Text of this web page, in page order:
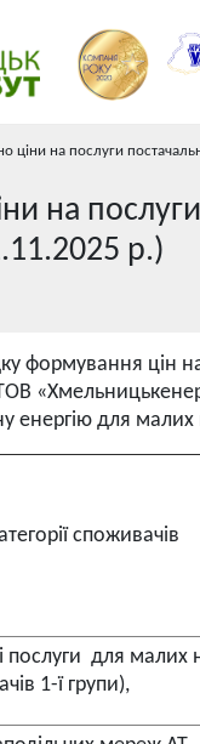
ціни на послуги
на
р.)
формування цін
енергію для
споживачів
послуги для малих
1-ї групи),